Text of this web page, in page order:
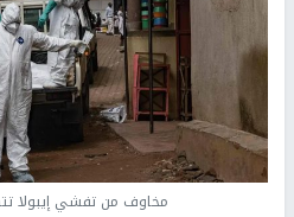
مخاوف من تفشي إيبولا